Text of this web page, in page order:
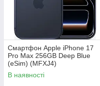
Смартфон Apple iPhone 17
Pro Max 256GB Deep Blue
(eSim) (MFXJ4)
В наявності